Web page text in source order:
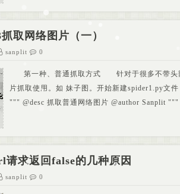
取网络图片（一）
sanplit 0
第一种、普通抓取方式 针对于很多不带头
片抓取使用。如 妹子图。开始新建spider1.py文
""" @desc 抓取普通网络图片 @author Sanplit
请求返回false的几种原因
sanplit 0